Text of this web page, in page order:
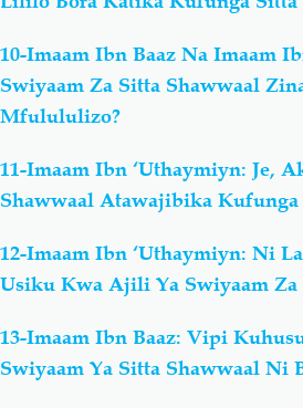
10-Imaam Ibn Baaz Na Imaam
Swiyaam Za Sitta Shawwaal
Mfulululizo?
11-Imaam Ibn ‘Uthaymiyn: Je,
Shawwaal Atawajibika
12-Imaam Ibn ‘Uthaymiyn: Ni
Usiku Kwa Ajili Ya Swiyaam Za
13-Imaam Ibn Baaz: Vipi
Swiyaam Ya Sitta Shawwaal Ni